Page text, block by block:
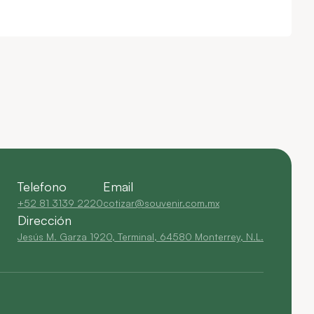
Telefono
+52 81 3139 2220
Email
cotizar@souvenir.com.mx
Dirección
Jesús M. Garza 1920, Terminal, 64580 Monterrey, N.L.